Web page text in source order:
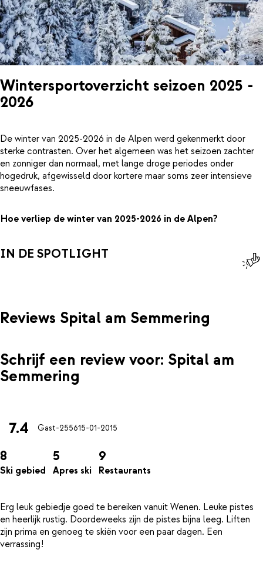
Wintersportoverzicht seizoen 2025 -
2026
De winter van 2025-2026 in de Alpen werd gekenmerkt door
sterke contrasten. Over het algemeen was het seizoen zachter
en zonniger dan normaal, met lange droge periodes onder
hogedruk, afgewisseld door kortere maar soms zeer intensieve
sneeuwfases.
Hoe verliep de winter van 2025-2026 in de Alpen?
IN DE SPOTLIGHT
Reviews Spital am Semmering
Schrijf een review voor: Spital am
Semmering
7.4 Gast-255615-01-2015
8
Ski gebied
5
Apres ski
9
Restaurants
Erg leuk gebiedje goed te bereiken vanuit Wenen. Leuke pistes
en heerlijk rustig. Doordeweeks zijn de pistes bijna leeg. Liften
zijn prima en genoeg te skiën voor een paar dagen. Een